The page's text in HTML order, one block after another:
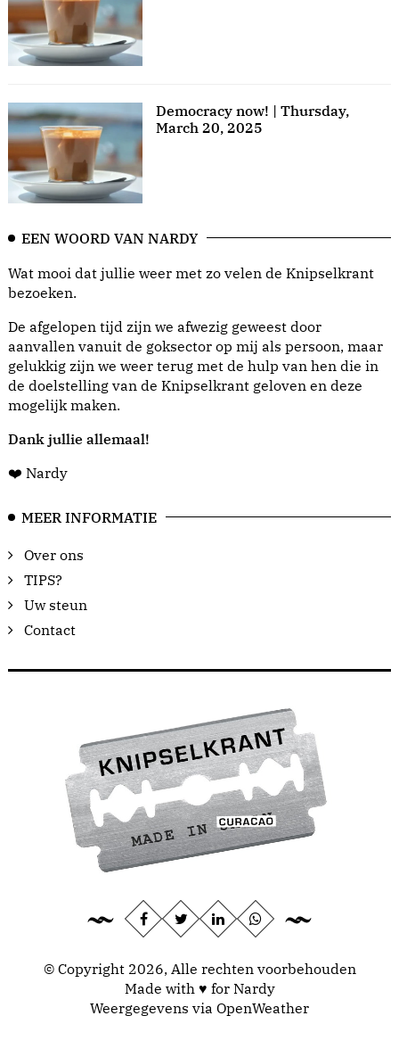
Democracy now! | Thursday,
March 20, 2025
EEN WOORD VAN NARDY
Wat mooi dat jullie weer met zo velen de Knipselkrant
bezoeken.
De afgelopen tijd zijn we afwezig geweest door
aanvallen vanuit de goksector op mij als persoon, maar
gelukkig zijn we weer terug met de hulp van hen die in
de doelstelling van de Knipselkrant geloven en deze
mogelijk maken.
Dank jullie allemaal!
❤️ Nardy
MEER INFORMATIE
Over ons
TIPS?
Uw steun
Contact
© Copyright 2026, Alle rechten voorbehouden
Made with ♥ for Nardy
Weergegevens via OpenWeather